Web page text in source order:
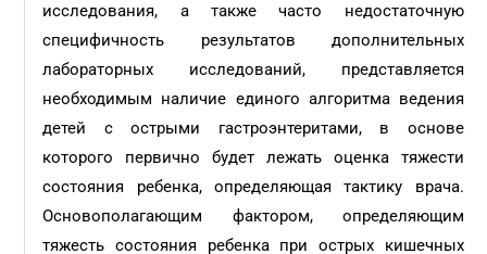
исследования, а также часто недостаточную
специфичность результатов дополнительных
лабораторных исследований, представляется
необходимым наличие единого алгоритма ведения
детей с острыми гастроэнтеритами, в основе
которого первично будет лежать оценка тяжести
состояния ребенка, определяющая тактику врача.
Основополагающим фактором, определяющим
тяжесть состояния ребенка при острых кишечных